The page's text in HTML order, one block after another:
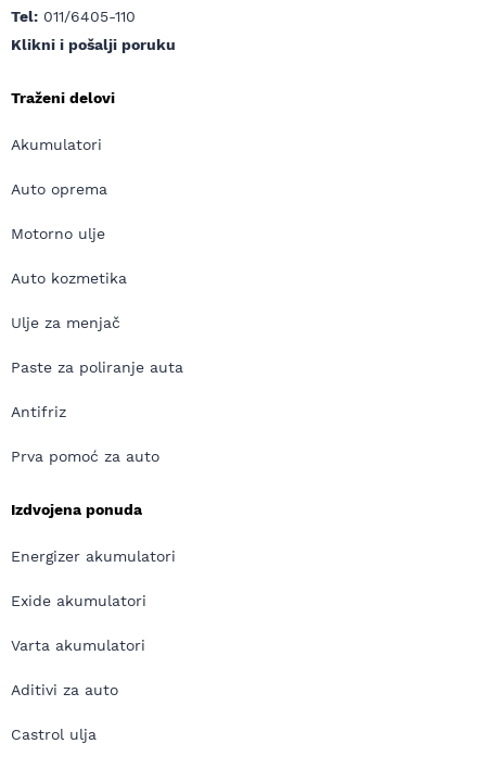
Tel: 011/6405-110
Klikni i pošalji poruku
Traženi delovi
Akumulatori
Auto oprema
Motorno ulje
Auto kozmetika
Ulje za menjač
Paste za poliranje auta
Antifriz
Prva pomoć za auto
Izdvojena ponuda
Energizer akumulatori
Exide akumulatori
Varta akumulatori
Aditivi za auto
Castrol ulja